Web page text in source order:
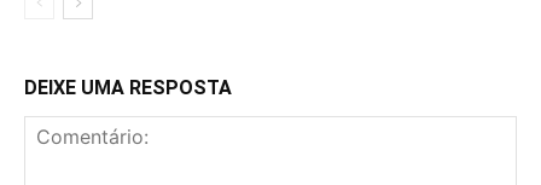
DEIXE UMA RESPOSTA